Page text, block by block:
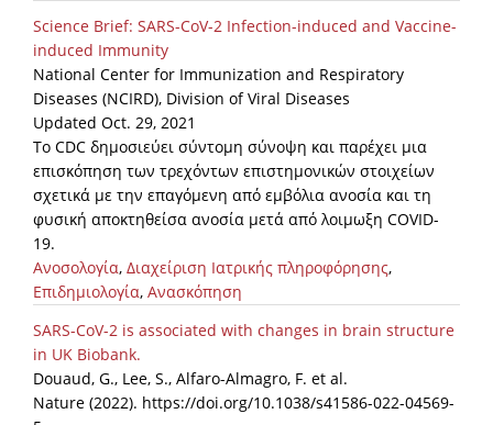
Informational Publications
News & Information
News
Events
Press Centre
"Innovation, Research & Technology" magazine
Contact
Helpdesks
Telephone & email Directory
Science Brief: SARS-CoV-2 Infection-induced and Vaccine-
induced Immunity
National Center for Immunization and Respiratory
Diseases (NCIRD), Division of Viral Diseases
Updated Oct. 29, 2021
Το CDC δημοσιεύει σύντομη σύνοψη και παρέχει μια
επισκόπηση των τρεχόντων επιστημονικών στοιχείων
σχετικά με την επαγόμενη από εμβόλια ανοσία και τη
φυσική αποκτηθείσα ανοσία μετά από λοιμωξη COVID-
19.
Ανοσολογία, Διαχείριση Ιατρικής πληροφόρησης,
Επιδημιολογία, Ανασκόπηση
SARS-CoV-2 is associated with changes in brain structure
in UK Biobank.
Douaud, G., Lee, S., Alfaro-Almagro, F. et al.
Nature (2022). https://doi.org/10.1038/s41586-022-04569-